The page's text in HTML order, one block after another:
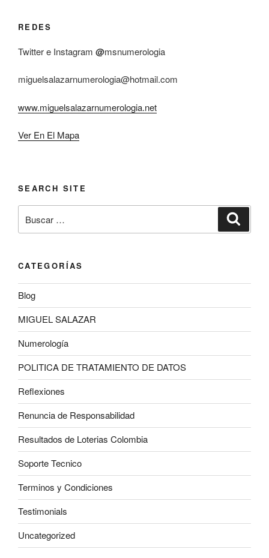
REDES
Twitter e Instagram @msnumerologia
miguelsalazarnumerologia@hotmail.com
www.miguelsalazarnumerologia.net
Ver En El Mapa
SEARCH SITE
por:
CATEGORÍAS
Blog
MIGUEL SALAZAR
Numerología
POLITICA DE TRATAMIENTO DE DATOS
Reflexiones
Renuncia de Responsabilidad
Resultados de Loterias Colombia
Soporte Tecnico
Terminos y Condiciones
Testimonials
Uncategorized